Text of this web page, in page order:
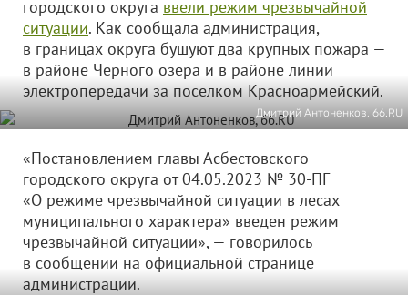
городского округа ввели режим чрезвычайной
ситуации. Как сообщала администрация,
в границах округа бушуют два крупных пожара —
в районе Черного озера и в районе линии
электропередачи за поселком Красноармейский.
Дмитрий Антоненков, 66.RU
«Постановлением главы Асбестовского
городского округа от 04.05.2023 № 30-ПГ
«О режиме чрезвычайной ситуации в лесах
муниципального характера» введен режим
чрезвычайной ситуации», — говорилось
в сообщении на официальной странице
администрации.